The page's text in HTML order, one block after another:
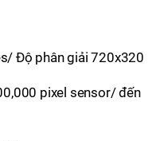
Độ phân giải 720x320
pixel sensor/ đến